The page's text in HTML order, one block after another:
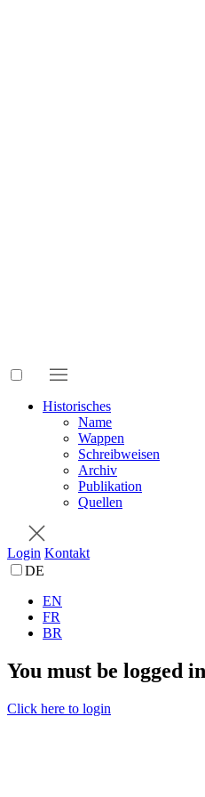
Historisches
Name
Wappen
Schreibweisen
Archiv
Publikation
Quellen
Login Kontakt
DE
EN
FR
BR
You must be logged
Click here to login